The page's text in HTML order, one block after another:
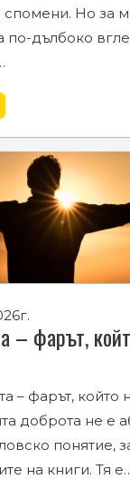
спомени. Но за
по-дълбоко
– фарът,
– фарът, който
доброта не е
понятие,
на книги. Тя